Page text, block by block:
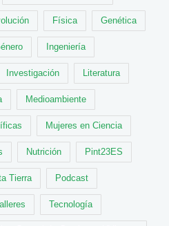
Física Genética
Ingeniería
Investigación Literatura
Medioambiente
Mujeres en Ciencia
Nutrición Pint23ES
Tierra Podcast
Tecnología